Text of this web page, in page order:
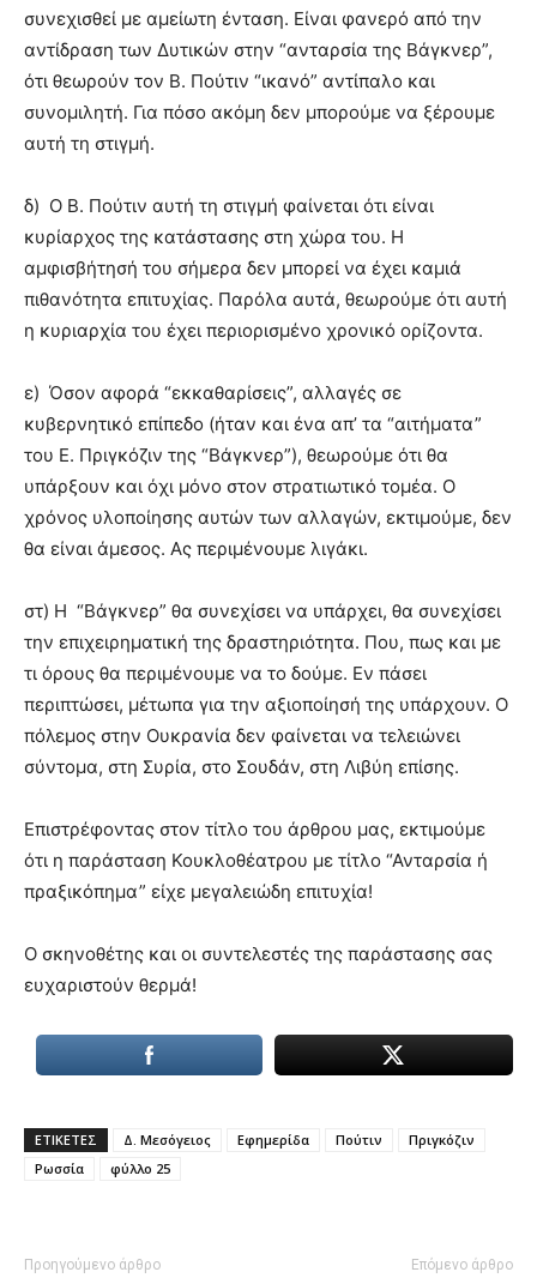
συνεχισθεί με αμείωτη ένταση. Είναι φανερό από την
αντίδραση των Δυτικών στην “ανταρσία της Βάγκνερ”,
ότι θεωρούν τον Β. Πούτιν “ικανό” αντίπαλο και
συνομιλητή. Για πόσο ακόμη δεν μπορούμε να ξέρουμε
αυτή τη στιγμή.
δ) Ο Β. Πούτιν αυτή τη στιγμή φαίνεται ότι είναι
κυρίαρχος της κατάστασης στη χώρα του. Η
αμφισβήτησή του σήμερα δεν μπορεί να έχει καμιά
πιθανότητα επιτυχίας. Παρόλα αυτά, θεωρούμε ότι αυτή
η κυριαρχία του έχει περιορισμένο χρονικό ορίζοντα.
ε) Όσον αφορά “εκκαθαρίσεις”, αλλαγές σε
κυβερνητικό επίπεδο (ήταν και ένα απ’ τα “αιτήματα”
του Ε. Πριγκόζιν της “Βάγκνερ”), θεωρούμε ότι θα
υπάρξουν και όχι μόνο στον στρατιωτικό τομέα. Ο
χρόνος υλοποίησης αυτών των αλλαγών, εκτιμούμε, δεν
θα είναι άμεσος. Ας περιμένουμε λιγάκι.
στ) Η “Βάγκνερ” θα συνεχίσει να υπάρχει, θα συνεχίσει
την επιχειρηματική της δραστηριότητα. Που, πως και με
τι όρους θα περιμένουμε να το δούμε. Εν πάσει
περιπτώσει, μέτωπα για την αξιοποίησή της υπάρχουν. Ο
πόλεμος στην Ουκρανία δεν φαίνεται να τελειώνει
σύντομα, στη Συρία, στο Σουδάν, στη Λιβύη επίσης.
Επιστρέφοντας στον τίτλο του άρθρου μας, εκτιμούμε
ότι η παράσταση Κουκλοθέατρου με τίτλο “Ανταρσία ή
πραξικόπημα” είχε μεγαλειώδη επιτυχία!
Ο σκηνοθέτης και οι συντελεστές της παράστασης σας
ευχαριστούν θερμά!
ΕΤΙΚΕΤΕΣ Δ. Μεσόγειος Εφημερίδα Πούτιν
Πριγκόζιν
Ρωσσία
φύλλο 25
Προηγούμενο άρθρο Επόμενο άρθρο